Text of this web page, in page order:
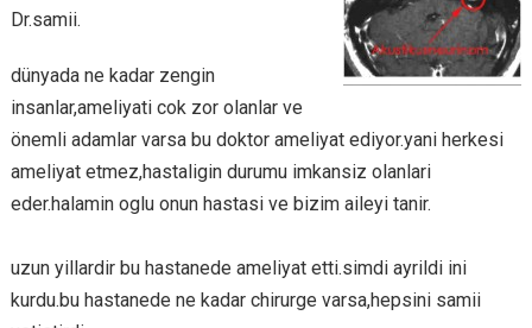
Dr.samii.
dünyada ne kadar zengin
insanlar,ameliyati cok zor olanlar ve
önemli adamlar varsa bu doktor ameliyat ediyor.yani herkesi
ameliyat etmez,hastaligin durumu imkansiz olanlari
eder.halamin oglu onun hastasi ve bizim aileyi tanir.
uzun yillardir bu hastanede ameliyat etti.simdi ayrildi ini
kurdu.bu hastanede ne kadar chirurge varsa,hepsini samii